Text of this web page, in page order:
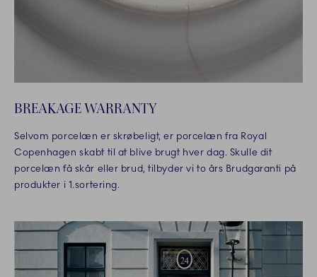
BREAKAGE WARRANTY
Selvom porcelæn er skrøbeligt, er porcelæn fra Royal
Copenhagen skabt til at blive brugt hver dag. Skulle dit
porcelæn få skår eller brud, tilbyder vi to års Brudgaranti på
produkter i 1.sortering.